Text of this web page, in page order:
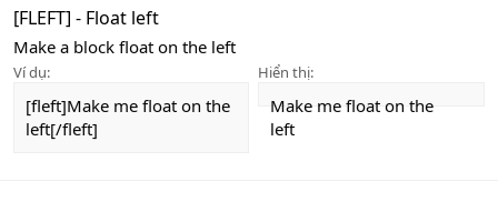
[FLEFT] - Float left
Make a block float on the left
Ví dụ:
[fleft]Make me float on the
left[/fleft]
Hiển thị:
Make me float on the
left